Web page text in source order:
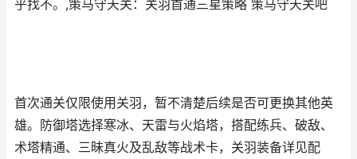
乎找不。,策马守天关：关羽首通三星策略 策马守天关吧
首次通关仅限使用关羽，暂不清楚后续是否可更换其他英
雄。防御塔选择寒冰、天雷与火焰塔，搭配练兵、破敌、
术塔精通、三昧真火及乱敌等战术卡，关羽装备详见配